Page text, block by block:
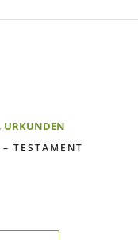
URKUNDEN
TESTAMENT